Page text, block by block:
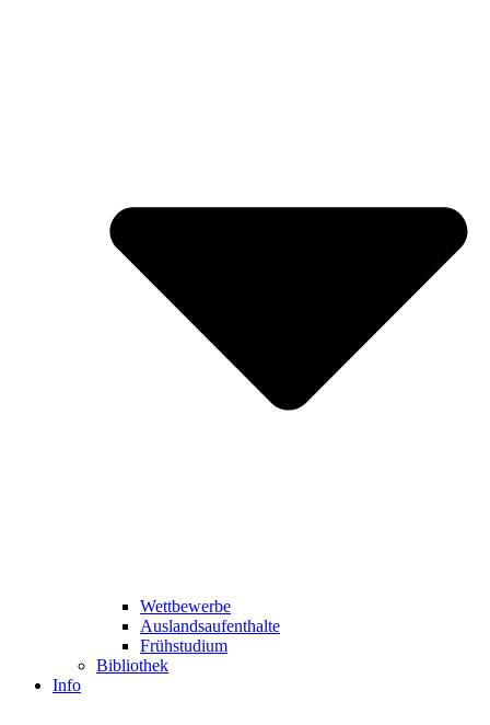
Wettbewerbe
Auslandsaufenthalte
Frühstudium
Bibliothek
Info